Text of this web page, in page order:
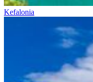
Kefalonia